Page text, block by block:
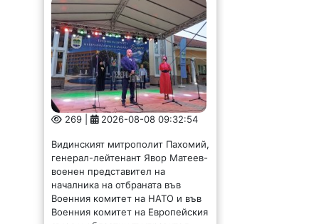
269 | 2026-08-08 09:32:54
генерал-лейтенант Явор Матеев-
военен представител на
началника на отбраната във
Военния комитет на НАТО и във
Военния комитет на Европейския
съюз и областният управител